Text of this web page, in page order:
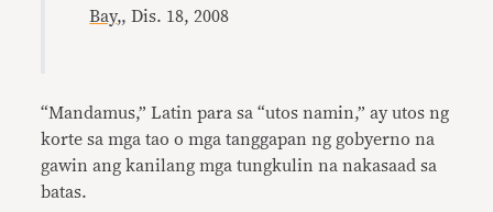
Bay,, Dis. 18, 2008
“Mandamus,” Latin para sa “utos namin,” ay utos ng
korte sa mga tao o mga tanggapan ng gobyerno na
gawin ang kanilang mga tungkulin na nakasaad sa
batas.